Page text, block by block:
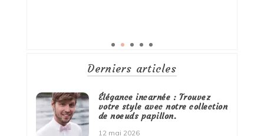
Derniers articles
Élégance incarnée : Trouvez
votre style avec notre collection
de noeuds papillon.
12 mai 2026